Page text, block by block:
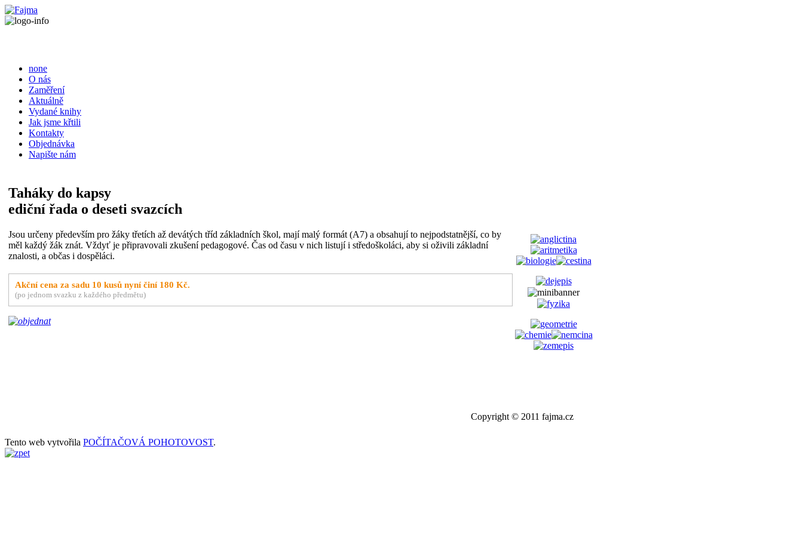
none
O nás
Zaměření
Aktuálně
Vydané knihy
Jak jsme křtili
Kontakty
Objednávka
Napište nám
Taháky do kapsy
ediční řada o deseti svazcích
Jsou určeny především pro žáky třetích až devátých tříd základních škol, mají malý formát (A7) a obsahují to nejpodstatnější, co by
měl každý žák znát. Vždyť je připravovali zkušení pedagogové. Čas od času v nich listují i středoškoláci, aby si oživili základní
znalosti, a občas i dospěláci.
Akční cena za sadu 10 kusů nyní činí 180 Kč.
(po jednom svazku z každého předmětu)
Copyright © 2011 fajma.cz
Tento web vytvořila POČÍTAČOVÁ POHOTOVOST.